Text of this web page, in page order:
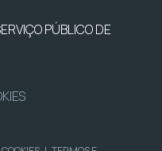
PÚBLICO DE